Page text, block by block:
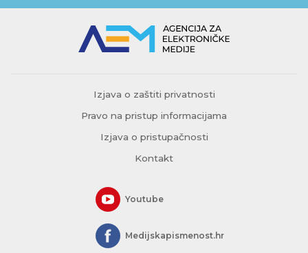
Izjava o zaštiti privatnosti
Pravo na pristup informacijama
Izjava o pristupačnosti
Kontakt
Youtube
Medijskapismenost.hr